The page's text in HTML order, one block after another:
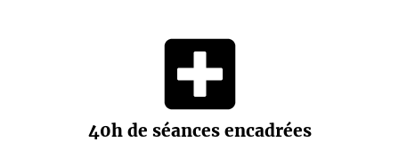
40h de séances encadrées